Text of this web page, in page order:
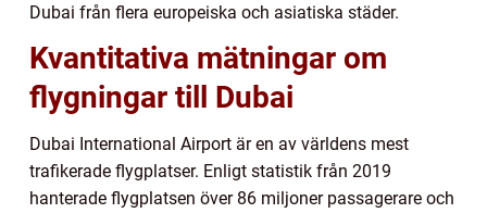
Dubai från flera europeiska och asiatiska städer.
Kvantitativa mätningar om
flygningar till Dubai
Dubai International Airport är en av världens mest
trafikerade flygplatser. Enligt statistik från 2019
hanterade flygplatsen över 86 miljoner passagerare och